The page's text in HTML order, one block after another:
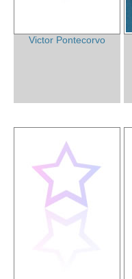
Victor Pontecorvo